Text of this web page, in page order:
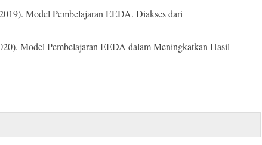
Model Pembelajaran EEDA. Diakses dari
Model Pembelajaran EEDA dalam Meningkatkan Hasil